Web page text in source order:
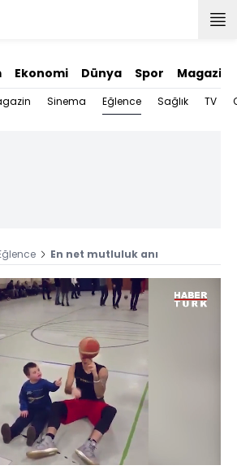
Ekonomi Dünya Spor Magazin
Sinema Eğlence Sağlık TV
En net mutluluk anı
720
Yüklendi:
100.00%
Hızı